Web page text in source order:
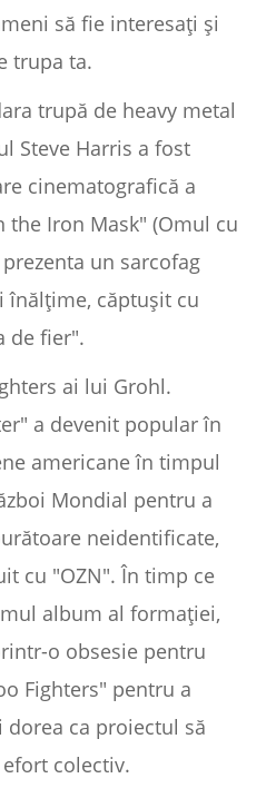
să fie interesați și
trupa ta.
trupă de heavy metal
Steve Harris a fost
cinematografică a
Iron Mask" (Omul cu
un sarcofag
înălțime, căptușit cu
de fier".
ai lui Grohl.
a devenit popular în
americane în timpul
Mondial pentru a
neidentificate,
cu "OZN". În timp ce
album al formației,
o obsesie pentru
Fighters" pentru a
ca proiectul să
colectiv.